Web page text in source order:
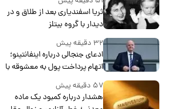
ثریا اسفندیاری بعد از طلاق و در
دیدار با گروه بیتلز
۳۲ دقیقه پیش
ادعای جنجالی درباره اینفانتینو؛
اتهام پرداخت پول به معشوقه با
درآمد یوفا
۵۷ دقیقه پیش
هشدار درباره کمبود یک ماده